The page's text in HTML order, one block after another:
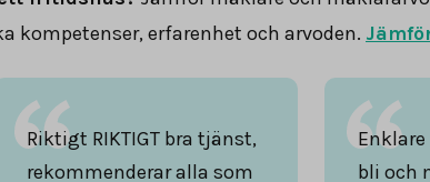
kompetenser, erfarenhet och arvoden.
Riktigt RIKTIGT bra tjänst,
rekommenderar alla som
bli och